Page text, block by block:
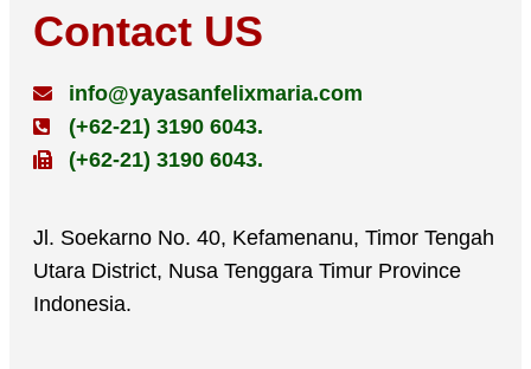
Contact US
info@yayasanfelixmaria.com
(+62-21) 3190 6043.
(+62-21) 3190 6043.
Jl. Soekarno No. 40, Kefamenanu, Timor Tengah
Utara District, Nusa Tenggara Timur Province
Indonesia.